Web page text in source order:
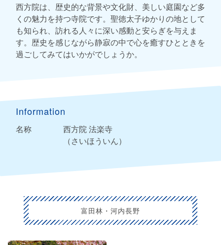
西方院は、歴史的な背景や文化財、美しい庭園など多
くの魅力を持つ寺院です。聖徳太子ゆかりの地として
も知られ、訪れる人々に深い感動と安らぎを与えま
す。歴史を感じながら静寂の中で心を癒すひとときを
過ごしてみてはいかがでしょうか。
Information
名称
西方院 法楽寺
（さいほういん）
富田林・河内長野